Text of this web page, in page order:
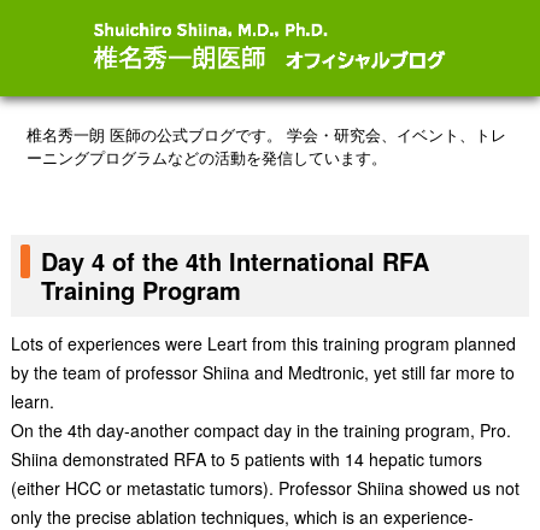
椎名秀一朗 医師の公式ブログです。
学会・研究会、イベント、トレ
ーニングプログラムなどの活動を発信しています。
Day 4 of the 4th International RFA
Training Program
Lots of experiences were Leart from this training program planned
by the team of professor Shiina and Medtronic, yet still far more to
learn.
On the 4th day-another compact day in the training program, Pro.
Shiina demonstrated RFA to 5 patients with 14 hepatic tumors
(either HCC or metastatic tumors). Professor Shiina showed us not
only the precise ablation techniques, which is an experience-